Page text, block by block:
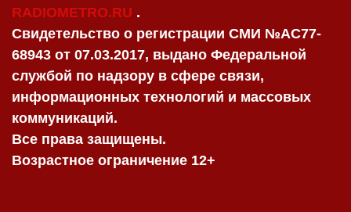
RADIOMETRO.RU .
Свидетельство о регистрации СМИ №AC77-
68943 от 07.03.2017, выдано Федеральной
службой по надзору в сфере связи,
информационных технологий и массовых
коммуникаций.
Все права защищены.
Возрастное ограничение 12+